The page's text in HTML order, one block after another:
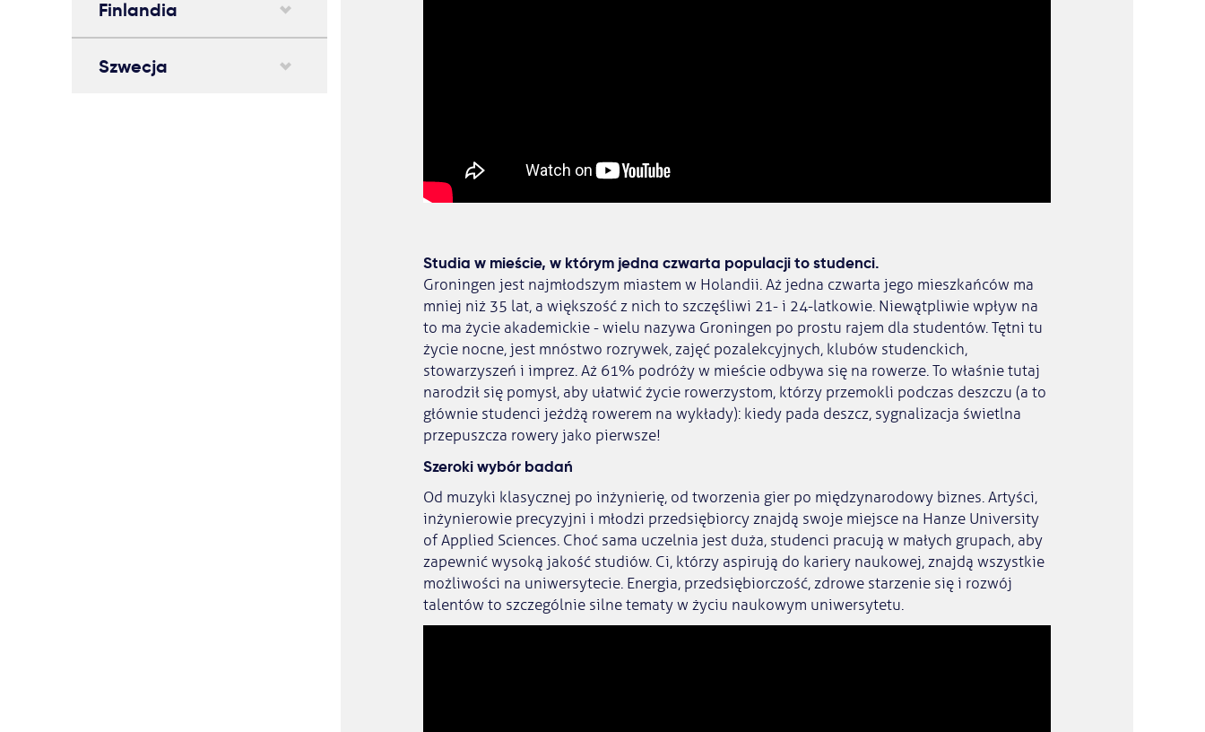
Finlandia
Szwecja
Studia w mieście, w którym jedna czwarta populacji to studenci.
Groningen jest najmłodszym miastem w Holandii. Aż jedna czwarta jego mieszkańców ma
mniej niż 35 lat, a większość z nich to szczęśliwi 21- i 24-latkowie. Niewątpliwie wpływ na
to ma życie akademickie - wielu nazywa Groningen po prostu rajem dla studentów. Tętni tu
życie nocne, jest mnóstwo rozrywek, zajęć pozalekcyjnych, klubów studenckich,
stowarzyszeń i imprez. Aż 61% podróży w mieście odbywa się na rowerze. To właśnie tutaj
narodził się pomysł, aby ułatwić życie rowerzystom, którzy przemokli podczas deszczu (a to
głównie studenci jeżdżą rowerem na wykłady): kiedy pada deszcz, sygnalizacja świetlna
przepuszcza rowery jako pierwsze!
Szeroki wybór badań
Od muzyki klasycznej po inżynierię, od tworzenia gier po międzynarodowy biznes. Artyści,
inżynierowie precyzyjni i młodzi przedsiębiorcy znajdą swoje miejsce na Hanze University
of Applied Sciences. Choć sama uczelnia jest duża, studenci pracują w małych grupach, aby
zapewnić wysoką jakość studiów. Ci, którzy aspirują do kariery naukowej, znajdą wszystkie
możliwości na uniwersytecie. Energia, przedsiębiorczość, zdrowe starzenie się i rozwój
talentów to szczególnie silne tematy w życiu naukowym uniwersytetu.